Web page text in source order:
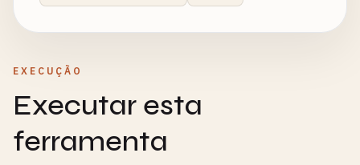
EXECUÇÃO
Executar esta
ferramenta